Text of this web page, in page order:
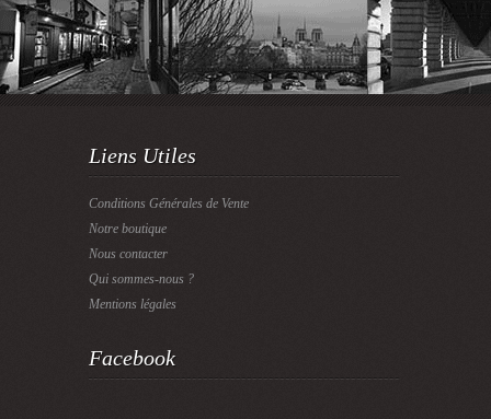
Liens Utiles
Conditions Générales de Vente
Notre boutique
Nous contacter
Qui sommes-nous ?
Mentions légales
Facebook